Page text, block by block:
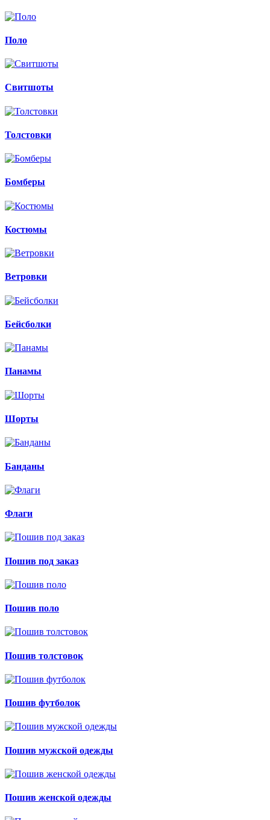
Поло
Свитшоты
Толстовки
Бомберы
Костюмы
Ветровки
Бейсболки
Панамы
Шорты
Банданы
Флаги
Пошив под заказ
Пошив поло
Пошив толстовок
Пошив футболок
Пошив мужской одежды
Пошив женской одежды